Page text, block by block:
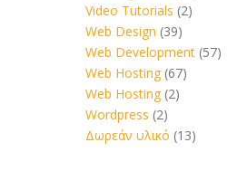
Video Tutorials (2)
Web Design (39)
Web Development(57)
Web Hosting(67)
Web Hosting(2)
Wordpress (2)
Δωρεάν υλικό (13)